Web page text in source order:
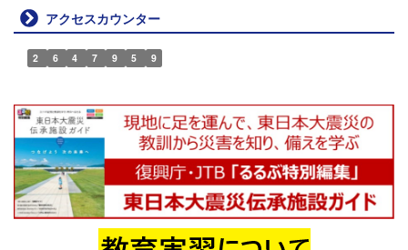
アクセスカウンター
2 6 4 7 9 5 9